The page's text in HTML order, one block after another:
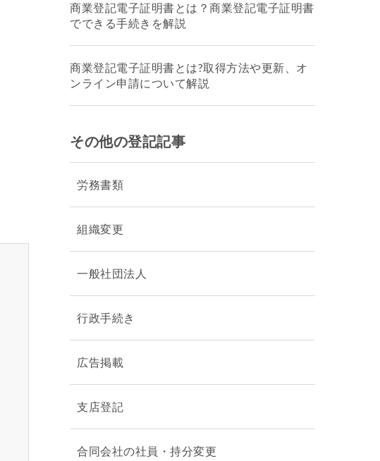
商業登記電子証明書とは？商業登記電子証明書
でできる手続きを解説
商業登記電子証明書とは?取得方法や更新、オ
ンライン申請について解説
その他の登記記事
労務書類
組織変更
一般社団法人
行政手続き
広告掲載
支店登記
合同会社の社員・持分変更